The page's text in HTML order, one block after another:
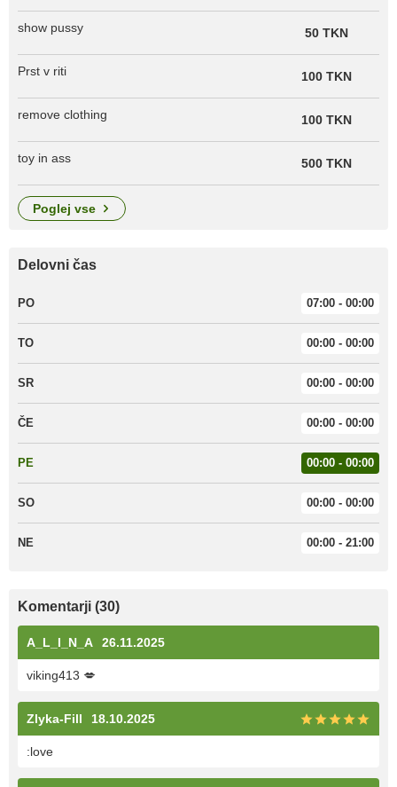
show pussy 50 TKN
Prst v riti 100 TKN
remove clothing 100 TKN
toy in ass 500 TKN
poglej vse
Delovni čas
PO 07:00 - 00:00
TO 00:00 - 00:00
SR 00:00 - 00:00
ČE 00:00 - 00:00
PE 00:00 - 00:00
SO 00:00 - 00:00
NE 00:00 - 21:00
Komentarji (30)
A_L_I_N_A 26.11.2025
viking413 💋
Zlyka-Fill 18.10.2025
:love